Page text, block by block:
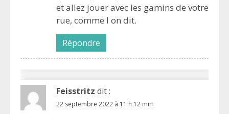
et allez jouer avec les gamins de votre
rue, comme l on dit.
Répondre
Feisstritz dit :
22 septembre 2022 à 11 h 12 min